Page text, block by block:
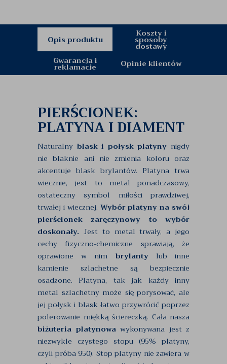
Opis produktu
Koszty i
sposoby
dostawy
Gwarancja i
reklamacje Opinie klientów
PIERŚCIONEK:
PLATYNA I DIAMENT
Naturalny blask i połysk platyny nigdy
nie blaknie ani nie zmienia koloru oraz
akcentuje blask brylantów. Platyna trwa
wiecznie, jest to metal ponadczasowy,
ostateczny symbol miłości prawdziwej,
trwałej i wiecznej. Wybór platyny na swój
pierścionek zaręczynowy to wybór
doskonały. Jest to metal trwały, a jego
cechy fizyczno-chemiczne sprawiają, że
oprawione w nim brylantylub inne
kamienie szlachetne są bezpiecznie
osadzone. Platyna, tak jak każdy inny
metal szlachetny może się porysować, ale
jej połysk i blask łatwo przywrócić poprzez
polerowanie miękką ściereczką. Cała nasza
biżuteria platynowawykonywana jest z
niezwykle czystego stopu (95% platyny,
czyli próba 950). Stop platyny nie zawiera w